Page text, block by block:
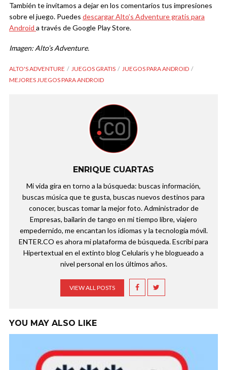
También te invitamos a dejar en los comentarios tus impresiones
sobre el juego. Puedes descargar Alto’s Adventure gratis para
Android a través de Google Play Store.
Imagen: Alto’s Adventure.
ALTO'S ADVENTURE JUEGOS GRATIS
JUEGOS PARA ANDROID
MEJORES JUEGOS PARA ANDROID
ENRIQUE CUARTAS
Mi vida gira en torno a la búsqueda: buscas información,
buscas música que te gusta, buscas nuevos destinos para
conocer, buscas tomar la mejor foto. Administrador de
Empresas, bailarín de tango en mi tiempo libre, viajero
empedernido, me encantan los idiomas y la tecnología móvil.
ENTER.CO es ahora mi plataforma de búsqueda. Escribí para
Hipertextual en el extinto blog Celularis y he blogueado a
nivel personal en los últimos años.
VIEW ALL POSTS
YOU MAY ALSO LIKE